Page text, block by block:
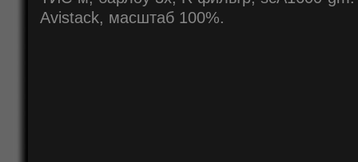
Avistack, масштаб 100%.